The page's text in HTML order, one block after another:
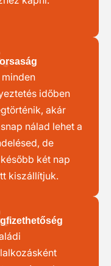
minden
időben
akár
nálad lehet a
de
két nap
kiszállítjuk.